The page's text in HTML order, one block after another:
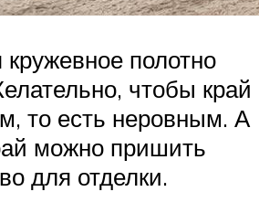
полотно
чтобы край
то есть неровным. А
можно пришить
для отделки.